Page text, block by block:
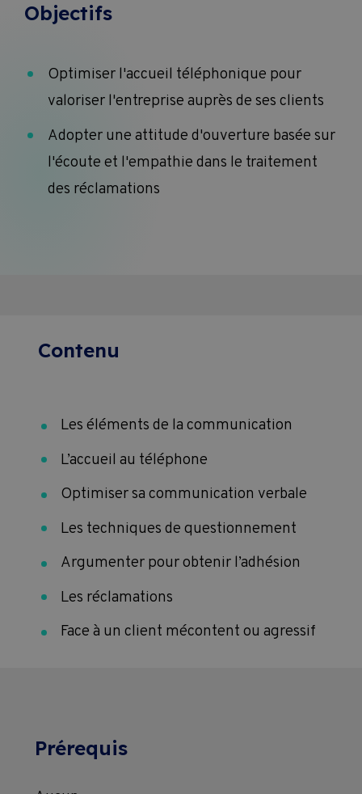
Objectifs
Optimiser l'accueil téléphonique pour
valoriser l'entreprise auprès de ses clients
Adopter une attitude d'ouverture basée sur
l'écoute et l'empathie dans le traitement
des réclamations
Contenu
Les éléments de la communication
L’accueil au téléphone
Optimiser sa communication verbale
Les techniques de questionnement
Argumenter pour obtenir l’adhésion
Les réclamations
Face à un client mécontent ou agressif
Prérequis